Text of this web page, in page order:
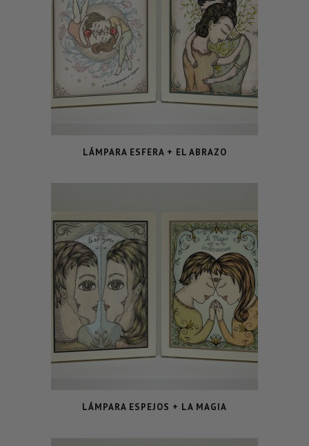
LÁMPARA ESFERA + EL ABRAZO
LÁMPARA ESPEJOS + LA MAGIA